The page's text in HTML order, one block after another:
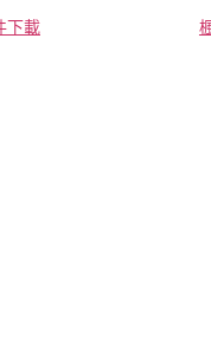
下載